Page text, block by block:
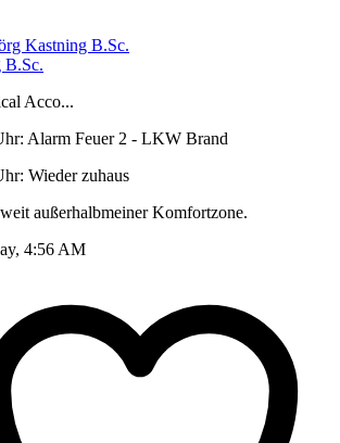
B.Sc.
Acco...
Alarm Feuer 2 - LKW Brand
Wieder zuhaus
außerhalbmeiner Komfortzone.
4:56 AM